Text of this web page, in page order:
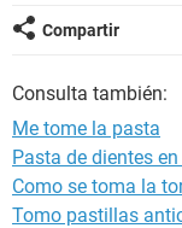
Compartir
Consulta también:
Me tome la pasta
Pasta de dientes
Como se toma la
Tomo pastillas